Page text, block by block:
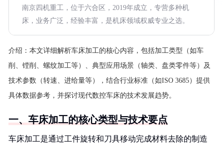
南京四机重工，位于六合区，2019年成立，专营多种机
床，业务广泛，经验丰富，是机床领域权威专业之选。
介绍： 本文详细解析车床加工的核心内容，包括加工类型（如车
削、镗削、螺纹加工等）、典型应用场景（轴类、盘类零件等）及
技术参数（转速、进给量等），结合行业标准（如ISO 3685）提供
具体数据参考，并探讨现代数控车床的技术发展趋势。
一、车床加工的核心类型与技术要点
车床加工是通过工件旋转和刀具移动完成材料去除的制造